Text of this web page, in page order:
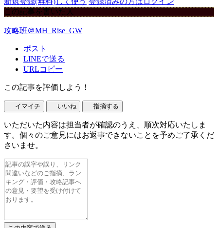
この記事を書いた人
攻略班＠MH_Rise_GW
ポスト
LINEで送る
URLコピー
この記事を評価しよう！
イマイチ いいね 指摘する
いただいた内容は担当者が確認のうえ、順次対応いたしま
す。個々のご意見にはお返事できないことを予めご了承くだ
さいませ。